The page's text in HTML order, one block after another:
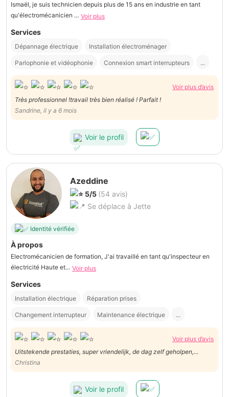
Ismaël, je suis technicien depuis plus de 15 ans en industrie en tant
qu'électromécanicien ... Voir plus
Services
Dépannage électrique Installation électroménager
Parlophonie et vidéophonie Connexion smart interrupteurs ...
Voir plus d’avis
Très professionnel !travail très bien réalisé ! Parfait !
Sandrine, il y a 6 mois
Voir le profil
Azeddine
5/5 (54 avis)
Se déplace à Jette
Identité vérifiée
À propos
Electromécanicien de formation, J'ai travaillé en tant qu'inspecteur en
électricité Haute et... Voir plus
Services
Installation électrique Réparation prises
Changement interrupteur Maintenance électrique ...
Voir plus d’avis
Uitstekende prestaties, super vriendelijk, de dag zelf geholpen,
gewoon fantastisch 🙏
Christina
Voir le profil